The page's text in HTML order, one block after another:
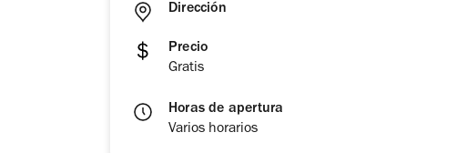
Dirección
Precio
Gratis
Horas de apertura
Varios horarios